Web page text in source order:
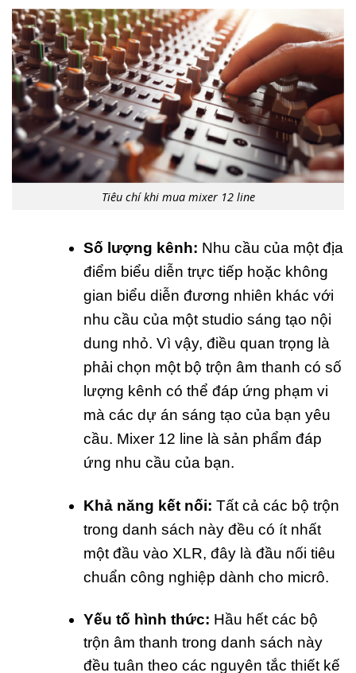
Tiêu chí khi mua mixer 12 line
Số lượng kênh: Nhu cầu của một địa
điểm biểu diễn trực tiếp hoặc không
gian biểu diễn đương nhiên khác với
nhu cầu của một studio sáng tạo nội
dung nhỏ. Vì vậy, điều quan trọng là
phải chọn một bộ trộn âm thanh có số
lượng kênh có thể đáp ứng phạm vi
mà các dự án sáng tạo của bạn yêu
cầu. Mixer 12 line là sản phẩm đáp
ứng nhu cầu của bạn.
Khả năng kết nối: Tất cả các bộ trộn
trong danh sách này đều có ít nhất
một đầu vào XLR, đây là đầu nối tiêu
chuẩn công nghiệp dành cho micrô.
Yếu tố hình thức: Hầu hết các bộ
trộn âm thanh trong danh sách này
đều tuân theo các nguyên tắc thiết kế